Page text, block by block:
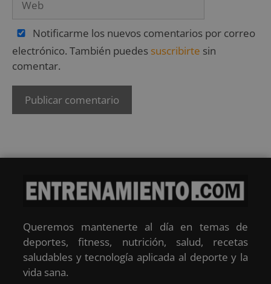
Notificarme los nuevos comentarios por correo
electrónico. También puedes suscribirte sin
comentar.
Queremos mantenerte al día en temas de
deportes, fitness, nutrición, salud, recetas
saludables y tecnología aplicada al deporte y la
vida sana.